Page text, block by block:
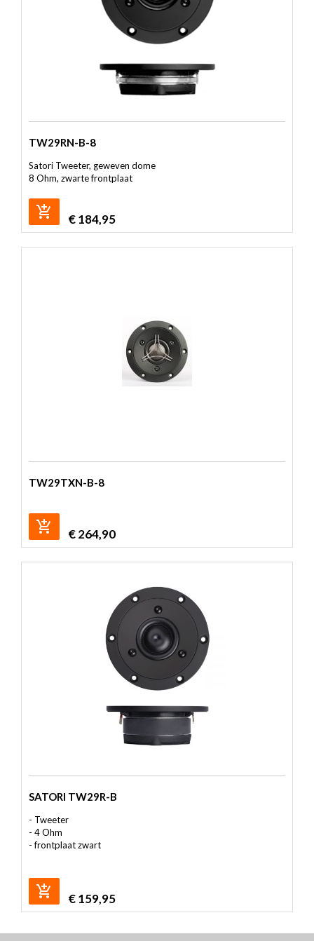
TW29RN-B-8
Satori Tweeter, geweven dome
8 Ohm, zwarte frontplaat
€184,95
TW29TXN-B-8
€264,90
SATORI TW29R-B
- Tweeter
- 4 Ohm
- frontplaat zwart
€159,95